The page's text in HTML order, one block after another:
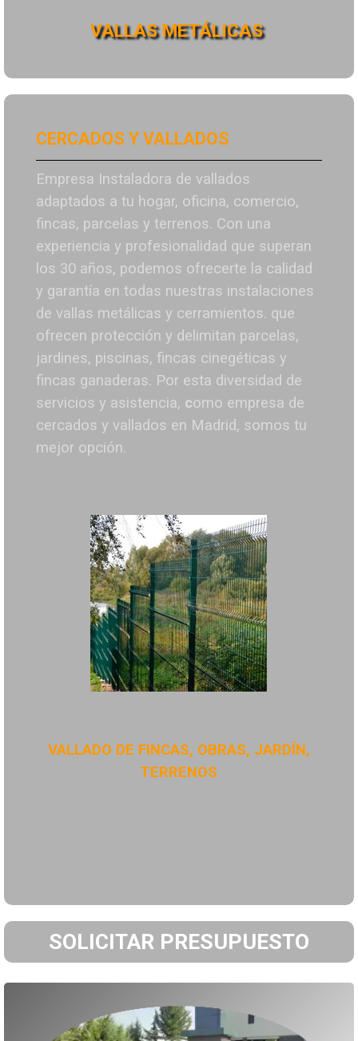
VALLAS METÁLICAS
CERCADOS Y VALLADOS
Empresa Instaladora de vallados
adaptados a tu hogar, oficina, comercio,
fincas, parcelas y terrenos. Con una
experiencia y profesionalidad que superan
los 30 años, podemos ofrecerte la calidad
y garantía en todas nuestras instalaciones
de vallas metálicas y cerramientos. que
ofrecen protección y delimitan parcelas,
jardines, piscinas, fincas cinegéticas y
fincas ganaderas. Por esta diversidad de
servicios y asistencia, como empresa de
cercados y vallados en Madrid, somos tu
mejor opción.
VALLADO DE FINCAS, OBRAS, JARDÍN,
TERRENOS
SOLICITAR PRESUPUESTO